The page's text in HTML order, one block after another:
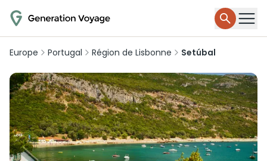
Europe Portugal Région de Lisbonne Setúbal